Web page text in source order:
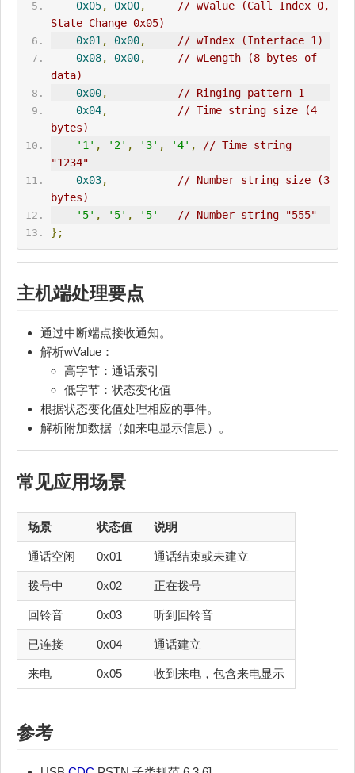
0x05, 0x00,
// wValue (Call Index 0,
State Change 0x05)
0x01 , 0x00,
// wIndex (Interface 1)
0x08, 0x00,
// wLength (8 bytes of
data)
0x00,
// Ringing pattern 1
0x04,
// Time string size (4
bytes)
'1' , '2' , '3' , '4' ,
// Time string
"1234"
0x03,
// Number string size (3
bytes)
'5' , '5' , '5'
// Number string "555"
};
主机端处理要点
通过中断端点接收通知。
解析wValue：
高字节：通话索引
低字节：状态变化值
根据状态变化值处理相应的事件。
解析附加数据（如来电显示信息）。
常见应用场景
场景 状态值 说明
通话空闲 0x01 通话结束或未建立
拨号中 0x02 正在拨号
回铃音 0x03 听到回铃音
已连接 0x04 通话建立
来电 0x05 收到来电，包含来电显示
参考